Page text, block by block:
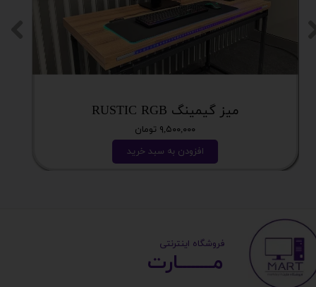
میز گیمینگ RUSTIC RGB
۹,۵۰۰,۰۰۰ تومان
افزودن به سبد خرید
مــــــــارت​​​​​​
​ ​فروشگاه اینترنتی